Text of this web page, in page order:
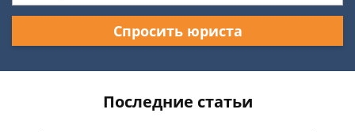
Спросить юриста
Последние статьи